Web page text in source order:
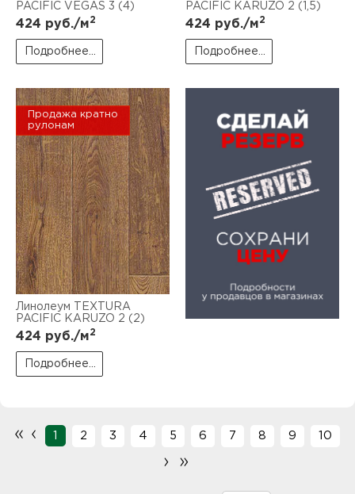
PACIFIC VEGAS 3 (4)
424 руб./м2
Подробнее...
PACIFIC KARUZO 2 (1,5)
424 руб./м2
Подробнее...
Продажа кратно
рулонам
Линолеум TEXTURA
PACIFIC KARUZO 2 (2)
424 руб./м2
Подробнее...
« ‹ 1 2 3 4 5 6 7 8 9 10
› »